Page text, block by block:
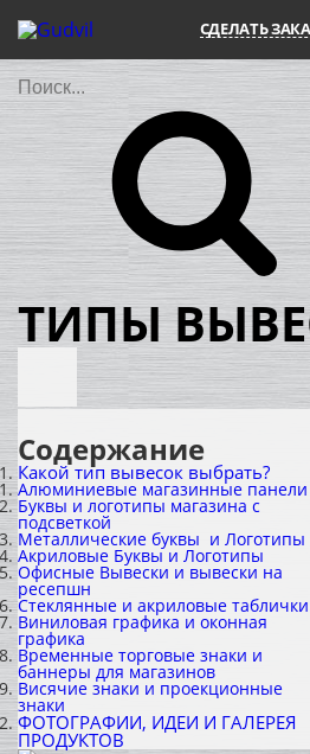
СДЕЛАТЬ
Поиск
ТИПЫ
Содержание
Какой тип вывесок выбрать?
Алюминиевые магазинные панели
Буквы и логотипы магазина с
подсветкой
Металлические буквы и Логотипы
Акриловые Буквы и Логотипы
Офисные Вывески и вывески на
ресепшн
Стеклянные и акриловые таблички
Виниловая графика и оконная
графика
Временные торговые знаки и
баннеры для магазинов
Висячие знаки и проекционные
знаки
ФОТОГРАФИИ, ИДЕИ И ГАЛЕРЕЯ
ПРОДУКТОВ